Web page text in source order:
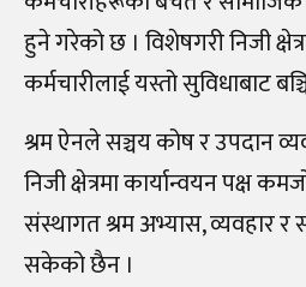
हुने गरेको छ । विशेषगरी निजी
कर्मचारीलाई यस्तो सुविधाबाट
श्रम ऐनले सञ्चय कोष र उपदान
निजी क्षेत्रमा कार्यान्वयन पक्ष
संस्थागत श्रम अभ्यास, व्यवहार
सकेको छैन ।